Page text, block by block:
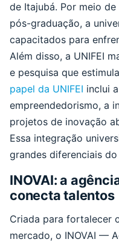
de Itajubá. Por meio
pós-graduação, a
capacitados para
Além disso, a UNIFEI
e pesquisa que
papel da UNIFEI inclui
empreendedorismo, a
projetos de inovação
Essa integração
grandes diferenciais
INOVAI: a
conecta talentos
Criada para fortalecer
mercado, o INOVAI —